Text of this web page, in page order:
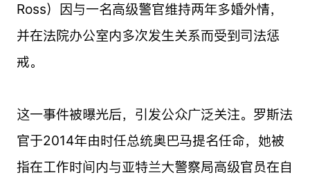
Ross）因与一名高级警官维持两年多婚外情，
并在法院办公室内多次发生关系而受到司法惩
戒。
这一事件被曝光后，引发公众广泛关注。罗斯法
官于2014年由时任总统奥巴马提名任命，她被
指在工作时间内与亚特兰大警察局高级官员在自